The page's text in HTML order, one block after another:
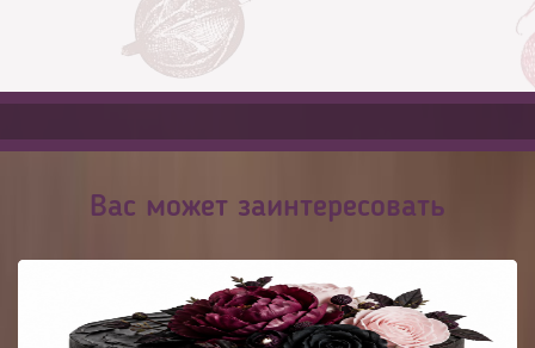
Вас может заинтересовать